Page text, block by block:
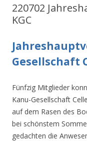
220702
KGC
Gesellschaft
Fünfzig Mitglieder
Kanu-Gesellschaft
auf dem Rasen des
bei schönstem
gedachten die